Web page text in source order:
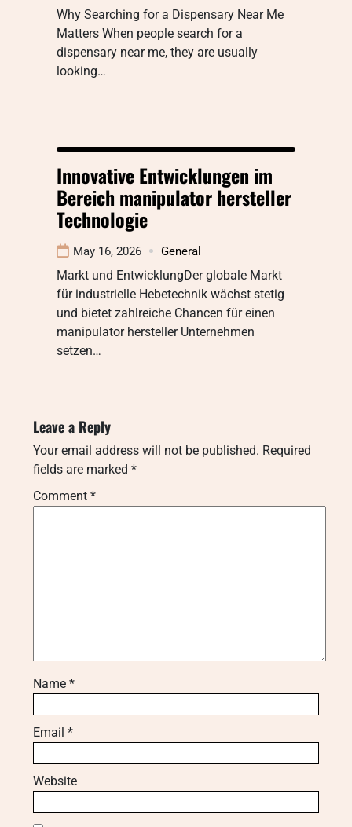
Why Searching for a Dispensary Near Me
Matters When people search for a
dispensary near me, they are usually
looking…
Innovative Entwicklungen im
Bereich manipulator hersteller
Technologie
May 16, 2026 General
Markt und EntwicklungDer globale Markt
für industrielle Hebetechnik wächst stetig
und bietet zahlreiche Chancen für einen
manipulator hersteller Unternehmen
setzen…
Leave a Reply
Your email address will not be published. Required
fields are marked *
Comment *
Name *
Email *
Website